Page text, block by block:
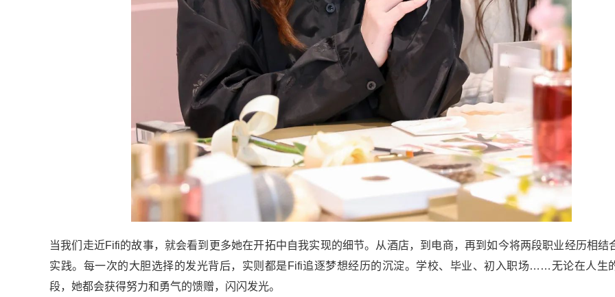
当我们走近Fifi的故事，就会看到更多她在开拓中自我实现的细节。从酒店，到电商，再到如今将两段职业经历相结
实践。每一次的大胆选择的发光背后，实则都是Fifi追逐梦想经历的沉淀。学校、毕业、初入职场……无论在人生
段，她都会获得努力和勇气的馈赠，闪闪发光。